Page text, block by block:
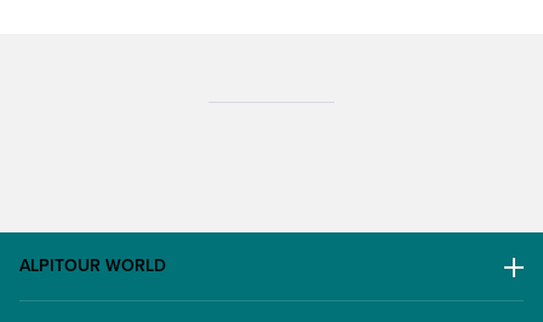
ALPITOUR WORLD
AWARD